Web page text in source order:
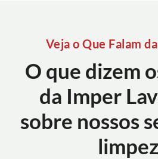
Veja o Que Falam
O que dizem
da Imper
sobre nossos